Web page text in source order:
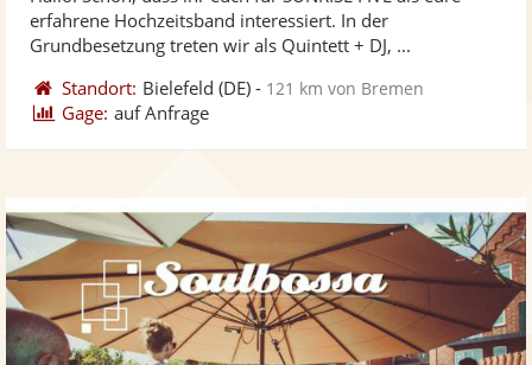
erfahrene Hochzeitsband interessiert. In der
Grundbesetzung treten wir als Quintett + DJ, ...
Standort: Bielefeld (DE) - 121 km von Bremen
Gage: auf Anfrage